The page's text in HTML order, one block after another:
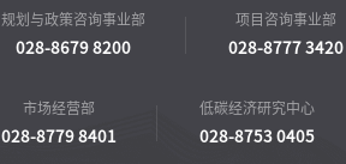
规划与政策咨询事业部
028-8679 8200
项目咨询事业部
028-8777 3420
市场经营部
028-8779 8401
低碳经济研究中心
028-8753 0405